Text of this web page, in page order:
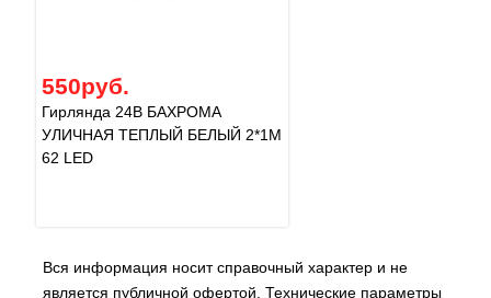
550руб.
Гирлянда 24В БАХРОМА
УЛИЧНАЯ ТЕПЛЫЙ БЕЛЫЙ 2*1М
62 LED
Вся информация носит справочный характер и не
является публичной офертой. Технические параметры